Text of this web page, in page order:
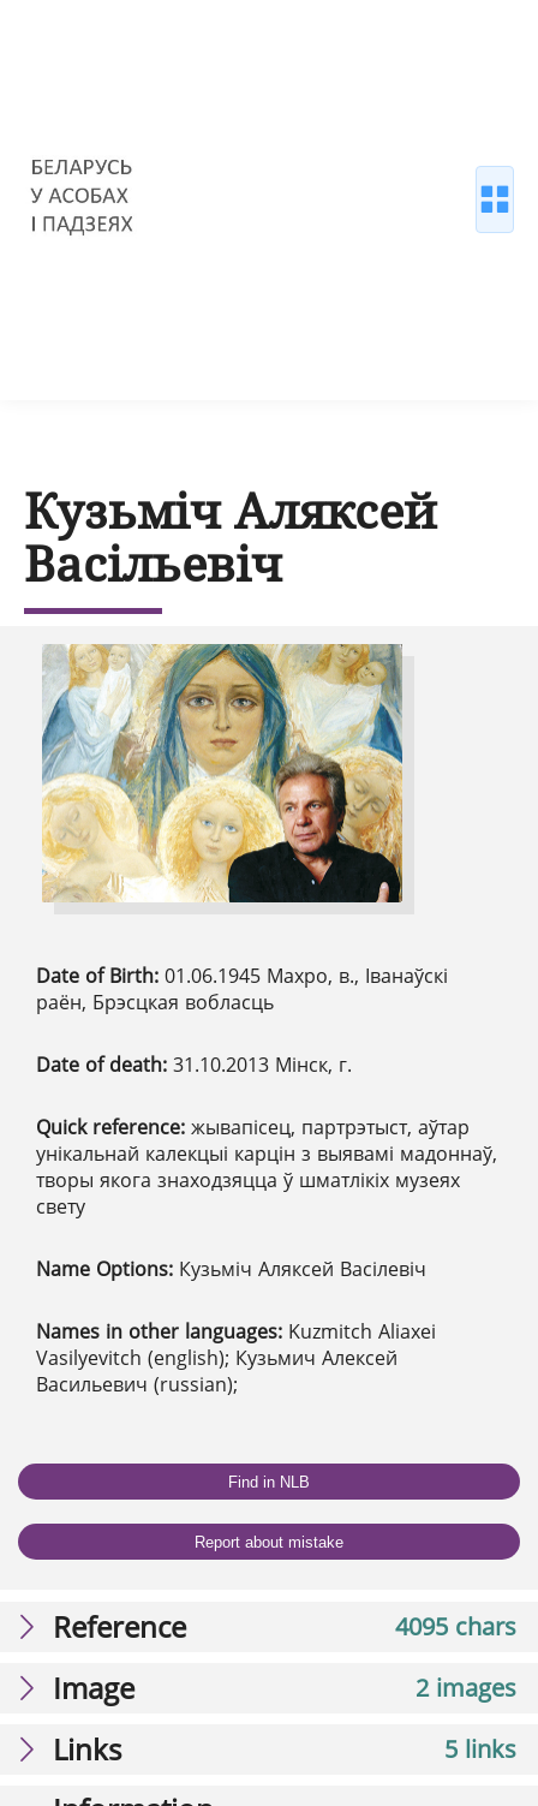
Кузьміч Аляксей
Васільевіч
Date of Birth: 01.06.1945 Махро, в., Іванаўскі
раён, Брэсцкая вобласць
Date of death: 31.10.2013 Мінск, г.
Quick reference: жывапісец, партрэтыст, аўтар
унікальнай калекцыі карцін з выявамі мадоннаў,
творы якога знаходзяцца ў шматлікіх музеях
свету
Name Options: Кузьміч Аляксей Васілевіч
Names in other languages: Kuzmitch Aliaxei
Vasilyevitch (english); Кузьмич Алексей
Васильевич (russian);
Find in NLB
Report about mistake
4095 chars
Reference
2 images
Image
5 links
Links